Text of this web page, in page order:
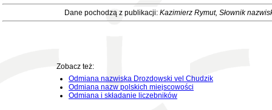
Dane pochodzą z publikacji: Kazimierz Rymut, Słownik
Zobacz też:
Odmiana nazwiska Drozdowski vel Chudzik
Odmiana nazw polskich miejscowości
Odmiana i składanie liczebników